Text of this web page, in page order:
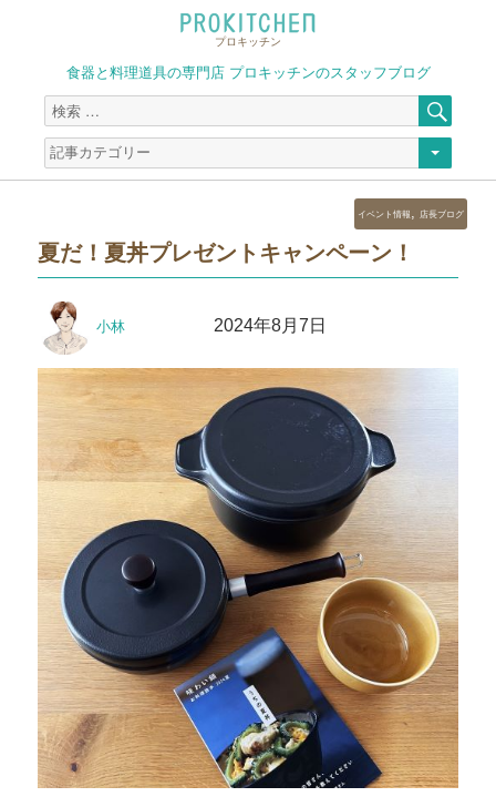
プロキッチン
食器と料理道具の専門店 プロキッチンのスタッフブログ
検
索
対
象:
索
夏だ！夏丼プレゼントキャンペーン！
稿
小林稿
2024年8月7日
カ
テ
ゴ
リ
イベント情報 , 店長ブログ